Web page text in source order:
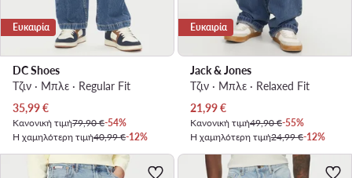
Ευκαιρία
DC Shoes
Τζιν · Μπλε · Regular Fit
Τρέχουσα τιμή
35,99€
Κανονική τιμή79,90 €-54%
Η χαμηλότερη τιμή40,99 €-12%
Ευκαιρία
Jack & Jones
Τζιν · Μπλε · Relaxed Fit
Τρέχουσα τιμή
21,99€
Κανονική τιμή49,90 €-55%
Η χαμηλότερη τιμή24,99 €-12%